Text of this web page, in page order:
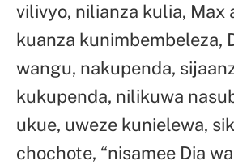
vilivyo, nilianza kulia, Max
kuanza kunimbembeleza,
wangu, nakupenda,
kukupenda, nilikuwa
ukue, uweze kunielewa,
chochote, “nisamee Dia